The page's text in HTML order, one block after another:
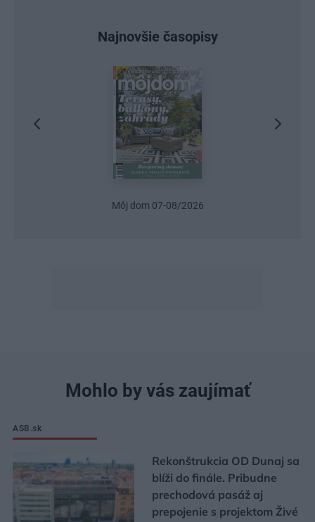
Najnovšie časopisy
Môj dom 07-08/2026
Mohlo by vás zaujímať
ASB.sk
Rekonštrukcia OD Dunaj sa
blíži do finále. Pribudne
prechodová pasáž aj
prepojenie s projektom Živé